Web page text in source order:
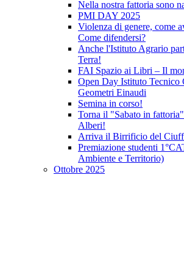
Nella nostra fattoria sono
PMI DAY 2025
Violenza di genere, come
Come difendersi?
Anche l'Istituto Agrario
Terra!
FAI Spazio ai Libri – Il
Open Day Istituto Tecnico
Geometri Einaudi
Semina in corso!
Torna il "Sabato in
Alberi!
Arriva il Birrificio del
Premiazione studenti
Ambiente e Territorio)
Ottobre 2025